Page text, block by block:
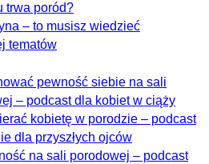
trwa poród?
– to musisz wiedzieć
tematów
pewność siebie na sali
– podcast dla kobiet w ciąży
kobietę w porodzie – podcast
dla przyszłych ojców
na sali porodowej – podcast